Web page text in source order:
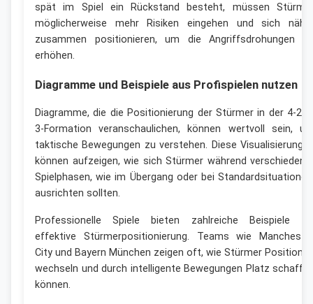
spät im Spiel ein Rückstand besteht, müssen
möglicherweise mehr Risiken eingehen und sich
zusammen positionieren, um die Angriffsdrohungen
erhöhen.
Diagramme und Beispiele aus Profispielen nutzen
Diagramme, die die Positionierung der Stürmer in der 4-2-
3-Formation veranschaulichen, können wertvoll sein,
taktische Bewegungen zu verstehen. Diese
können aufzeigen, wie sich Stürmer während
Spielphasen, wie im Übergang oder bei
ausrichten sollten.
Professionelle Spiele bieten zahlreiche Beispiele
effektive Stürmerpositionierung. Teams wie
City und Bayern München zeigen oft, wie Stürmer
wechseln und durch intelligente Bewegungen Platz
können.